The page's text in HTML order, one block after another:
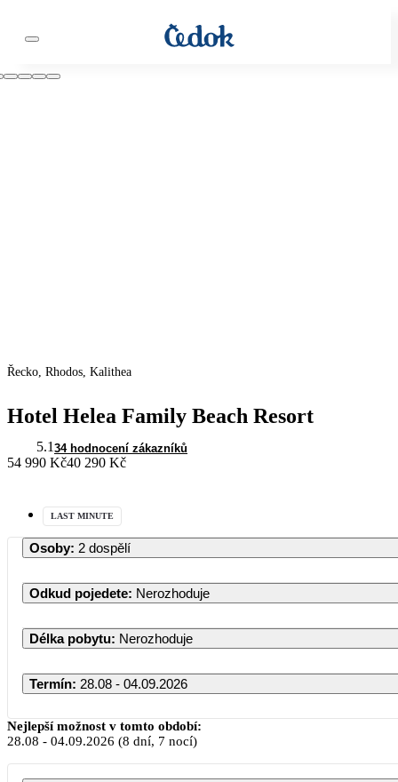
Řecko, Rhodos, Kalithea
Hotel Helea Family Beach Resort
5.1 34 hodnocení zákazníků
54 990 Kč40 290 Kč
LAST MINUTE
Osoby: 2 dospělí
Odkud pojedete: Nerozhoduje
Délka pobytu: Nerozhoduje
Termín: 28.08 - 04.09.2026
Nejlepší možnost v tomto období:
28.08 - 04.09.2026 (8 dní, 7 nocí)